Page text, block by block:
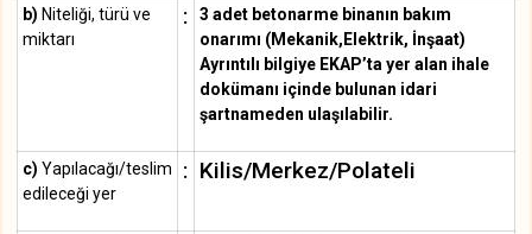
b) Niteliği, türü ve
miktarı
:
3 adet betonarme binanın bakım
onarımı (Mekanik,Elektrik, İnşaat)
Ayrıntılı bilgiye EKAP’ta yer alan ihale
dokümanı içinde bulunan idari
şartnameden ulaşılabilir.
c) Yapılacağı/teslim
edileceği yer
: Kilis/Merkez/Polateli